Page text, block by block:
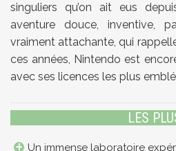
singuliers qu’on ait eus
aventure douce, inventive,
vraiment attachante, qui
ces années, Nintendo est
avec ses licences les plus
LES
Un immense laboratoire